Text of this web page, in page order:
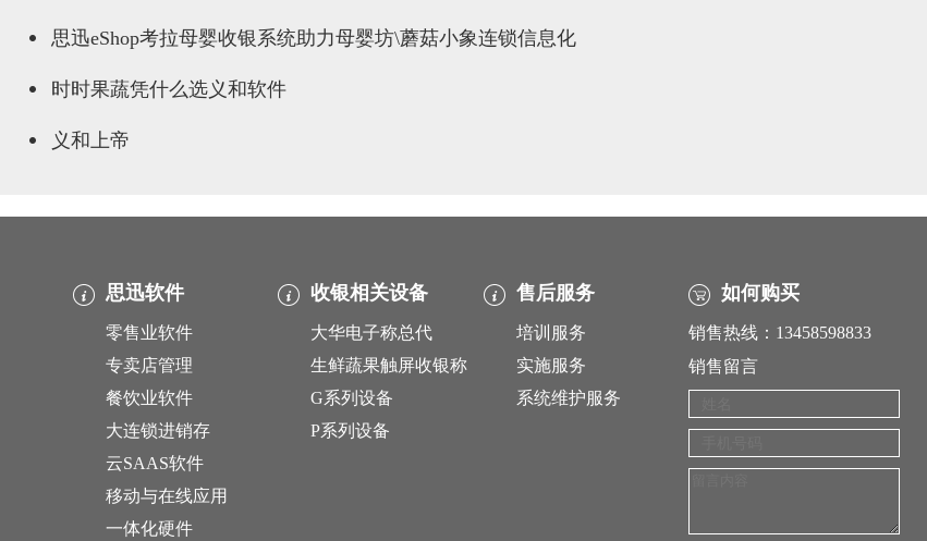
思迅eShop考拉母婴收银系统助力母婴坊\蘑菇小象连锁信息化
时时果蔬凭什么选义和软件
义和上帝
思迅软件
零售业软件
专卖店管理
餐饮业软件
大连锁进销存
云SAAS软件
移动与在线应用
一体化硬件
收银相关设备
大华电子称总代
生鲜蔬果触屏收银称
G系列设备
P系列设备
售后服务
培训服务
实施服务
系统维护服务
如何购买
销售热线：13458598833
销售留言